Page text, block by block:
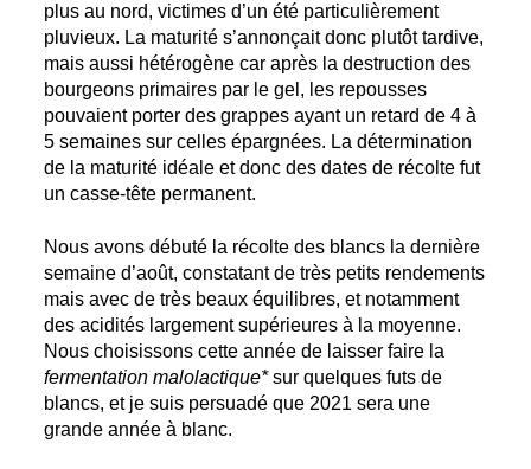
plus au nord, victimes d’un été particulièrement
pluvieux. La maturité s’annonçait donc plutôt tardive,
mais aussi hétérogène car après la destruction des
bourgeons primaires par le gel, les repousses
pouvaient porter des grappes ayant un retard de 4 à
5 semaines sur celles épargnées. La détermination
de la maturité idéale et donc des dates de récolte fut
un casse-tête permanent.
Nous avons débuté la récolte des blancs la dernière
semaine d’août, constatant de très petits rendements
mais avec de très beaux équilibres, et notamment
des acidités largement supérieures à la moyenne.
Nous choisissons cette année de laisser faire la
fermentation malolactique*sur quelques futs de
blancs, et je suis persuadé que 2021 sera une
grande année à blanc.